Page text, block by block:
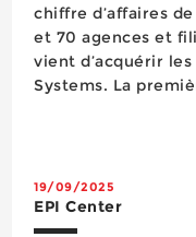
chiffre d’affaires
et 70 agences et
vient d’acquérir
Systems. La
19/09/2025
EPI Center